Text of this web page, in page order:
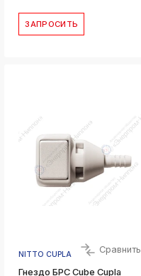
ЗАПРОСИТЬ
NITTO CUPLA Сравнить
Гнездо БРС Cube Cupla